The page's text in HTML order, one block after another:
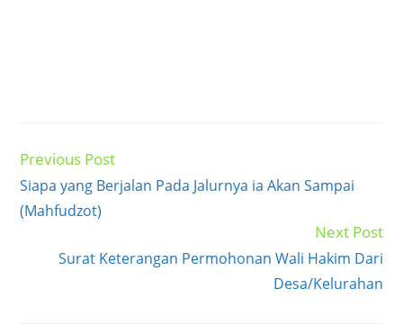
Read
articles
Previous Post
Siapa yang Berjalan Pada Jalurnya ia Akan Sampai
(Mahfudzot)
Next Post
Surat Keterangan Permohonan Wali Hakim Dari
Desa/Kelurahan